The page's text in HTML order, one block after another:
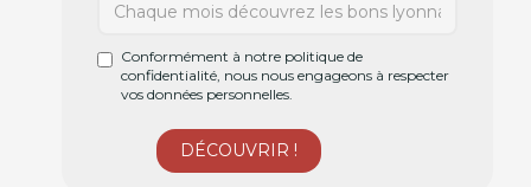
Conformément à notre politique de
confidentialité, nous nous engageons à respecter
vos données personnelles.